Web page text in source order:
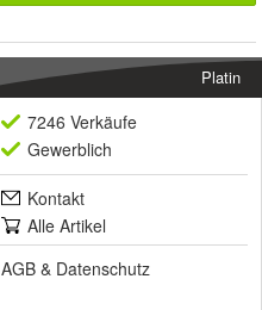
Platin
7246 Verkäufe
Gewerblich
Kontakt
Alle Artikel
AGB & Datenschutz